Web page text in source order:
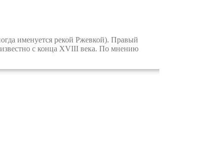
именуется рекой Ржевкой). Правый
с конца XVIII века. По мнению